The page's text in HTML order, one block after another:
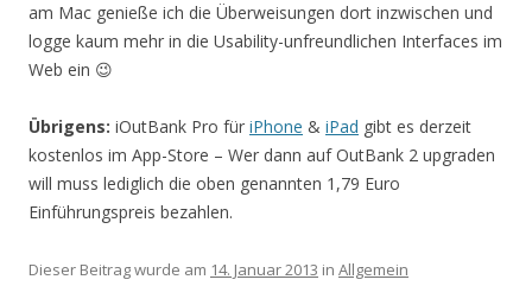
am Mac genieße ich die Überweisungen dort inzwischen und
logge kaum mehr in die Usability-unfreundlichen Interfaces im
Web ein 😉
Übrigens: iOutBank Pro für iPhone & iPad gibt es derzeit
kostenlos im App-Store – Wer dann auf OutBank 2 upgraden
will muss lediglich die oben genannten 1,79 Euro
Einführungspreis bezahlen.
Dieser Beitrag wurde am 14. Januar 2013 in Allgemein